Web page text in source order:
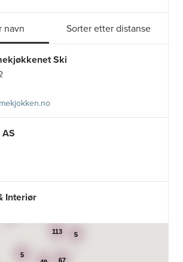
navn Sorter etter distanse
Ski
Interiør
113
67
5
5